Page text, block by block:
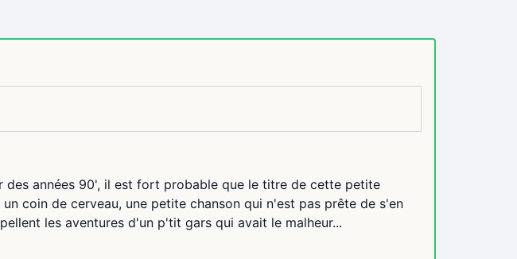
des années 90', il est fort probable que le titre de cette petite
coin de cerveau, une petite chanson qui n'est pas prête de s'en
les aventures d'un p'tit gars qui avait le malheur...